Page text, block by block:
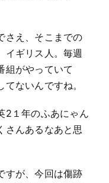
さえ、そこまでの
イギリス人。毎週
組がやっていて
ないんですね。
2１年のふあにゃん
さんあるなあと思
すが、今回は傷跡